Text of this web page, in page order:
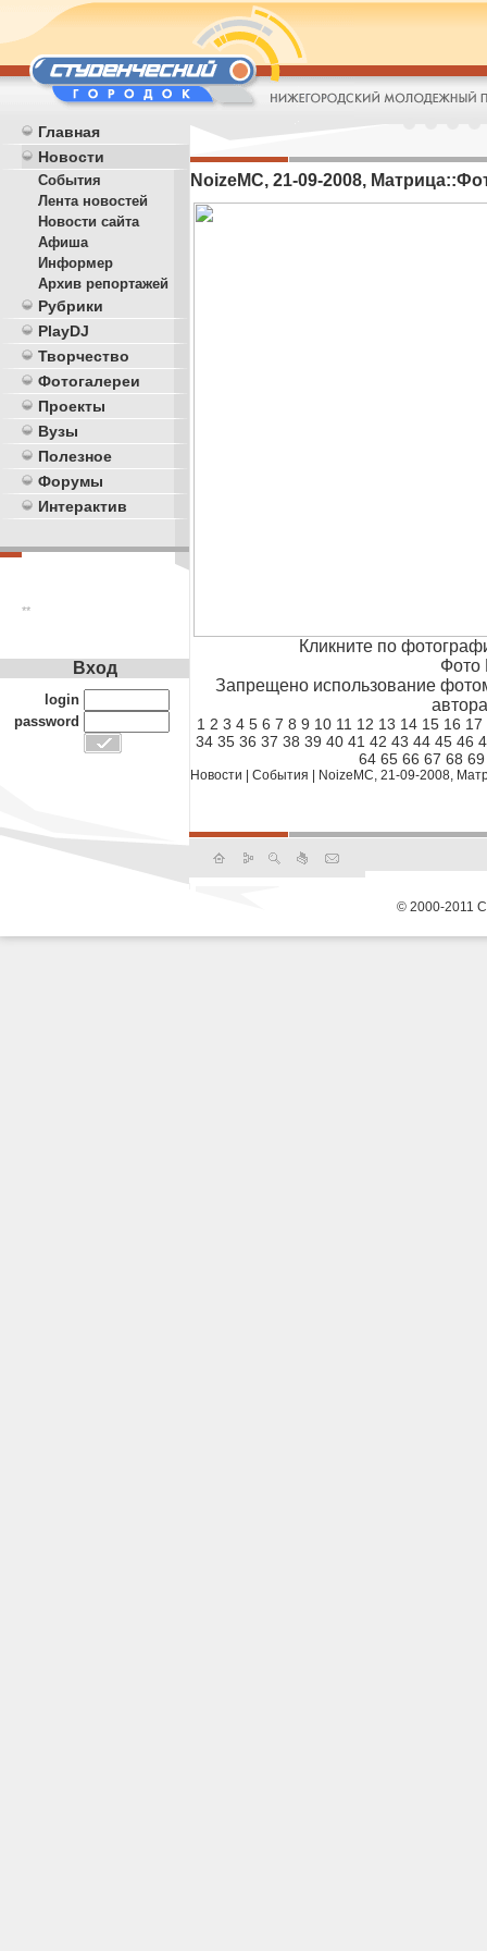
Главная
Новости
События
Лента новостей
Новости сайта
Афиша
Информер
Архив репортажей
Рубрики
PlayDJ
Творчество
Фотогалереи
Проекты
Вузы
Полезное
Форумы
Интерактив
**
NoizeMC, 21-09-2008,
Кликните по
Фото
Запрещено использование
1 2 3 4 5 6 7 8 9 10 11 12 13 14 15 16 17
34 35 36 37 38 39 40 41 42 43 44 45 46
64 65 66 67 68 69
Новости События NoizeMC, 21-09-2008,
Вход
login
password
© 2000-2011